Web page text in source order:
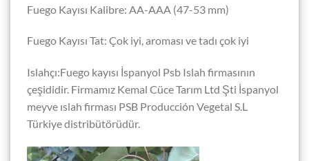
Fuego Kayısı Kalibre: AA-AAA (47-53 mm)
Fuego Kayısı Tat: Çok iyi, aroması ve tadı çok iyi
Islahçı:Fuego kayısı İspanyol Psb Islah firmasının
çeşididir. Firmamız Kemal Cüce Tarım Ltd Şti İspanyol
meyve ıslah firması PSB Producción Vegetal S.L
Türkiye distribütörüdür.